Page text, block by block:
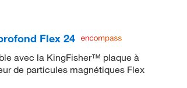
Flex 24
avec la KingFisher™ plaque à
de particules magnétiques Flex